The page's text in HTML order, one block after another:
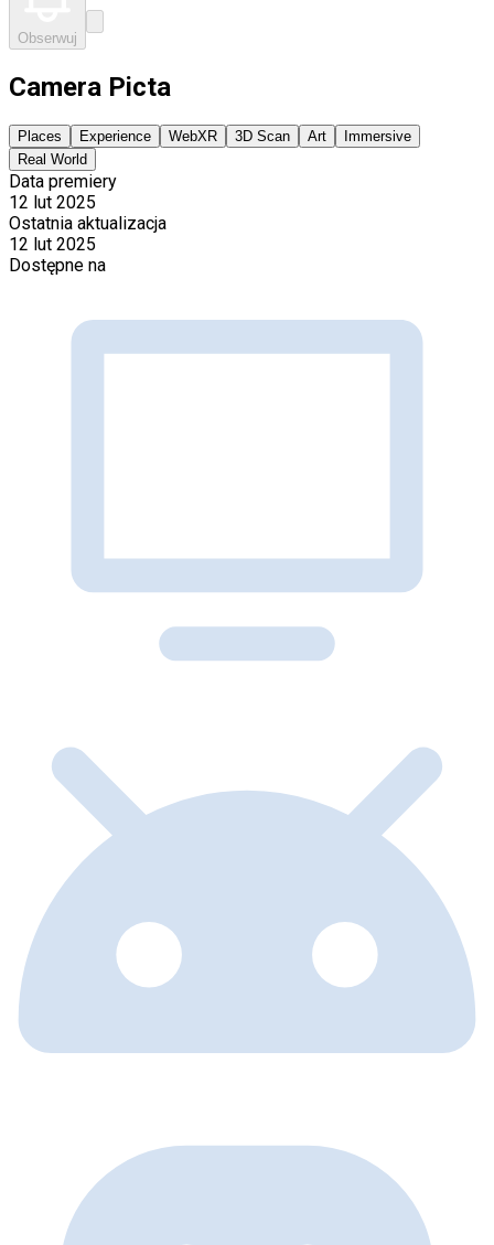
Obserwuj
Camera Picta
Places Experience WebXR 3D Scan Art
Immersive
Real World
Data premiery
12 lut 2025
Ostatnia aktualizacja
12 lut 2025
Dostępne na